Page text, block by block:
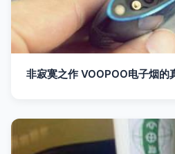
非寂寞之作 VOOPOO电子烟的